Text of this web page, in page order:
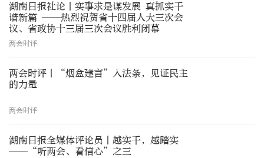
湖南日报社论丨实事求是谋发展 真抓实干
谱新篇 ——热烈祝贺省十四届人大三次会
议、省政协十三届三次会议胜利闭幕
两会时评
两会时评丨“烟盒建言”入法条，见证民主
的力量
两会时评
湖南日报全媒体评论员丨越实干，越踏实
——“听两会、看信心”之三